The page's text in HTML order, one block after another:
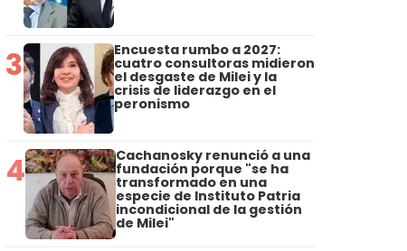
3 Encuesta rumbo a 2027:
cuatro consultoras midieron
el desgaste de Milei y la
crisis de liderazgo en el
peronismo
4 Cachanosky renunció a una
fundación porque "se ha
transformado en una
especie de Instituto Patria
incondicional de la gestión
de Milei"